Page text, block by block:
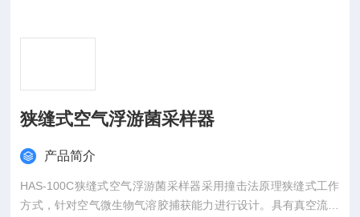
狭缝式空气浮游菌采样器
产品简介
HAS-100C狭缝式空气浮游菌采样器采用撞击法原理狭缝式工作
方式，针对空气微生物气溶胶捕获能力进行设计。具有真空流量